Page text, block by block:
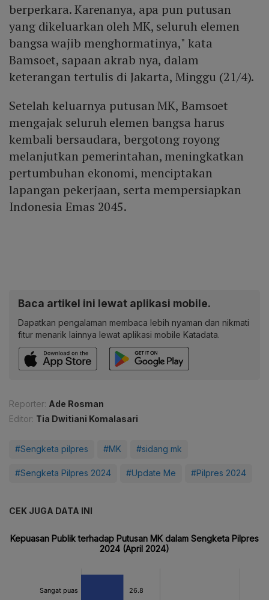
berperkara. Karenanya, apa pun putusan
yang dikeluarkan oleh MK, seluruh elemen
bangsa wajib menghormatinya," kata
Bamsoet, sapaan akrab nya, dalam
keterangan tertulis di Jakarta, Minggu (21/4).
Setelah keluarnya putusan MK, Bamsoet
mengajak seluruh elemen bangsa harus
kembali bersaudara, bergotong royong
melanjutkan pemerintahan, meningkatkan
pertumbuhan ekonomi, menciptakan
lapangan pekerjaan, serta mempersiapkan
Indonesia Emas 2045.
Baca artikel ini lewat aplikasi mobile.
Dapatkan pengalaman membaca lebih nyaman dan nikmati
fitur menarik lainnya lewat aplikasi mobile Katadata.
Reporter: Ade Rosman
Editor: Tia Dwitiani Komalasari
#Sengketa pilpres #MK #sidang mk
#Sengketa Pilpres 2024 #Update Me #Pilpres 2024
CEK JUGA DATA INI